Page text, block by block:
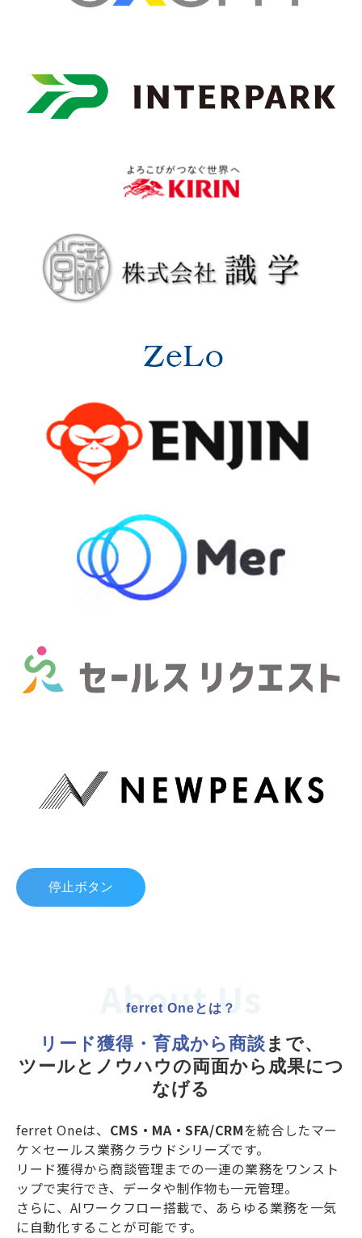
停止ボタン
About Us
ferret Oneとは？
リード獲得・育成から商談 まで、
ツールとノウハウの両面から成果につ
なげる
ferret Oneは、 CMS・MA・SFA/CRMを統合したマー
ケ×セールス業務クラウドシリーズです。
リード獲得から商談管理までの一連の業務をワンスト
ップで実行でき、データや制作物も一元管理。
さらに、AIワークフロー搭載で、あらゆる業務を一気
に自動化することが可能です。